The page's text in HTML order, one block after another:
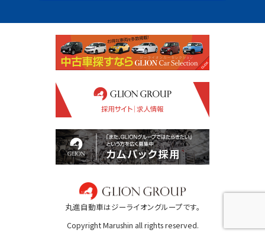
丸進自動車はジーライオングループです。
Copyright Marushin all rights reserved.